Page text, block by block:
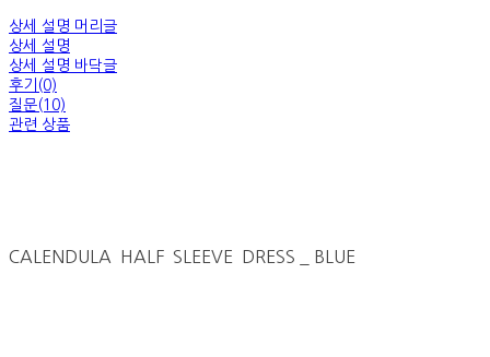
상세 설명 머리글
상세 설명
상세 설명 바닥글
후기(0)
질문(10)
관련 상품
CALENDULA HALF SLEEVE DRESS _ BLUE